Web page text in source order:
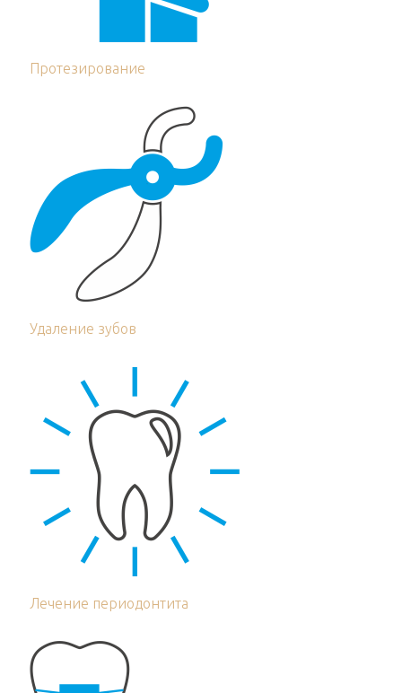
Протезирование
Удаление зубов
Лечение периодонтита